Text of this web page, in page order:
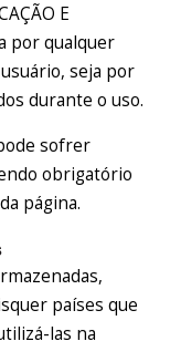
E
por qualquer
seja por
durante o uso.
sofrer
obrigatório
página.
países que
las na